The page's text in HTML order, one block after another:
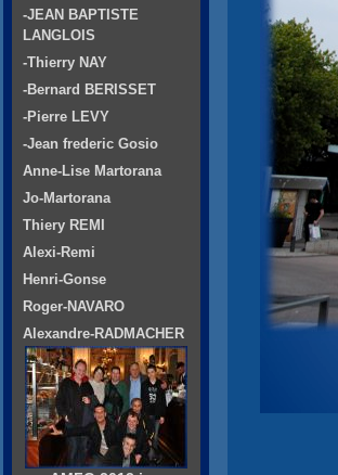
-JEAN BAPTISTE
LANGLOIS
-Thierry NAY
-Bernard BERISSET
-Pierre LEVY
-Jean frederic Gosio
Anne-Lise Martorana
Jo-Martorana
Thiery REMI
Alexi-Remi
Henri-Gonse
Roger-NAVARO
Alexandre-RADMACHER